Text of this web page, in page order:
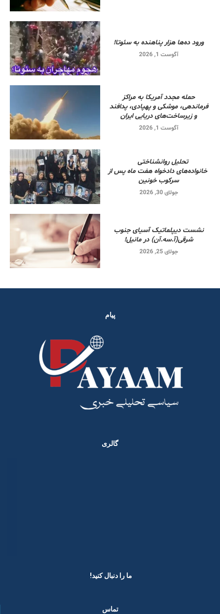
ورود ده‌ها هزار پناهنده به سئوتا!
آگوست 1, 2026
حمله مجدد آمریکا به مراکز
فرماندهی، موشکی و پهپادی، پدافند
و زیرساخت‌های دریایی ایران
آگوست 1, 2026
تحلیل روانشناختی
خانواده‌های دادخواه هفت ماه پس از
سرکوب خونین
جولای 30, 2026
نشست دیپلماتیک آسیای جنوب
شرقی‌(آ.سه.آن) در مانیل!
جولای 25, 2026
پیام
گالری
ما را دنبال کنید! ​
تماس